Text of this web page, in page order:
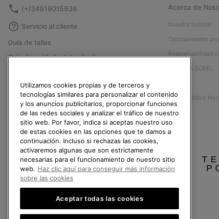
(+)34919015936
Servicio al cliente
Guía de tallas
Guía de cuidado del calzado
Devoluciones
Desistir del contrato
Estado del pedido
Envío
Pago
Preguntas frecuentes
Acerca de
Nuestra historia
Oportunidades
Responsabilidad
Afíliese a SOREL
Accesibilidad: No
España
Utilizamos cookies propias y de terceros y
tecnologías similares para personalizar el contenido
y los anuncios publicitarios, proporcionar funciones
de las redes sociales y analizar el tráfico de nuestro
sitio web. Por favor, indica si aceptas nuestro uso
de estas cookies en las opciones que te damos a
continuación. Incluso si rechazas las cookies,
activaremos algunas que son estrictamente
necesarias para el funcionamiento de nuestro sitio
web. Haz clic aquí para conseguir más información
sobre las cookies
Aceptar todas las cookies